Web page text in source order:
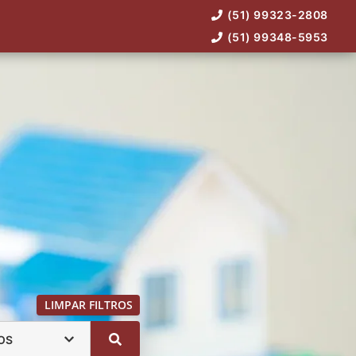
(51) 99323-2808
(51) 99348-5953
LIMPAR FILTROS